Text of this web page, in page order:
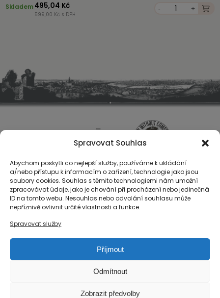
Spravovat Souhlas
Abychom poskytli co nejlepší služby, používáme k ukládání
a/nebo přístupu k informacím o zařízení, technologie jako jsou
soubory cookies. Souhlas s těmito technologiemi nám umožní
zpracovávat údaje, jako je chování při procházení nebo jedinečná
ID na tomto webu. Nesouhlas nebo odvolání souhlasu může
nepříznivě ovlivnit určité vlastnosti a funkce.
Spravovat služby
Příjmout
Odmítnout
Zobrazit předvolby
Skladem495,04 Kč
599,00 Kč s DPH
- +
O nás
Obchodní podmínky
Zásady ochrany osobních údajů